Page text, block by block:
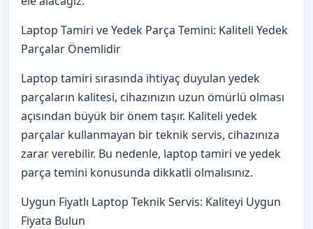
Laptop Tamiri ve Yedek Parça Temini: Kaliteli Yedek
Parçalar Önemlidir
Laptop tamiri sırasında ihtiyaç duyulan yedek
parçaların kalitesi, cihazınızın uzun ömürlü olması
açısından büyük bir önem taşır. Kaliteli yedek
parçalar kullanmayan bir teknik servis, cihazınıza
zarar verebilir. Bu nedenle, laptop tamiri ve yedek
parça temini konusunda dikkatli olmalısınız.
Uygun Fiyatlı Laptop Teknik Servis: Kaliteyi Uygun
Fiyata Bulun